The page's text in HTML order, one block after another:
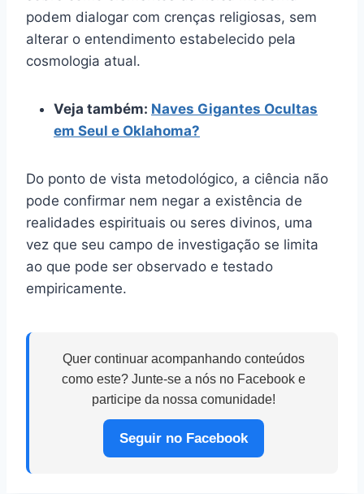
podem dialogar com crenças religiosas, sem
alterar o entendimento estabelecido pela
cosmologia atual.
Veja também: Naves Gigantes Ocultas
em Seul e Oklahoma?
Do ponto de vista metodológico, a ciência não
pode confirmar nem negar a existência de
realidades espirituais ou seres divinos, uma
vez que seu campo de investigação se limita
ao que pode ser observado e testado
empiricamente.
Quer continuar acompanhando conteúdos
como este? Junte-se a nós no Facebook e
participe da nossa comunidade!
Seguir no Facebook